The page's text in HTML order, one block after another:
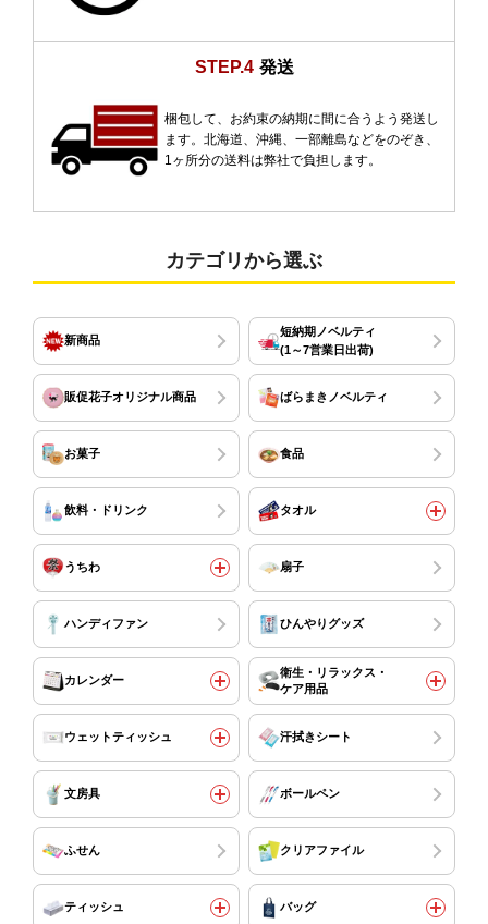
STEP.4 発送
梱包して、お約束の納期に間に合うよう発送し
ます。北海道、沖縄、一部離島などをのぞき、
1ヶ所分の送料は弊社で負担します。
カテゴリから選ぶ
新商品
短納期ノベルティ
(1～7営業日出荷)
販促花子オリジナル商品 ばらまきノベルティ
お菓子 食品
飲料・ドリンク タオル
うちわ 扇子
ハンディファン ひんやりグッズ
カレンダー
衛生・リラックス・
ケア用品
ウェットティッシュ 汗拭きシート
文房具 ボールペン
ふせん クリアファイル
ティッシュ バッグ